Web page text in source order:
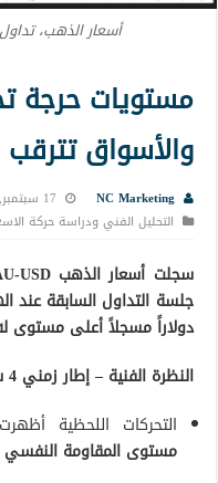
أسعار الذهب،
مستويات حرجة
والأسواق تترقب
NC Marketing
17 سبتمبر, 2025 9:41 ص
التحليل الفني ودراسة حركة
دولاراً مسجلاً أعلى مستوى له 3703 دولاراً للأونصة
النظرة الفنية – إطار زمني 4 ساعات:
التحركات اللحظية
مستوى المقاومة النفسي